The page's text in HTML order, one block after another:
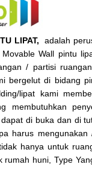
LIPAT, adalah
Wall pintu
/ partisi
bergelut di bidang
lipat kami
membutuhkan
di buka dan di
harus mengunakan
hanya untuk
rumah huni, Type